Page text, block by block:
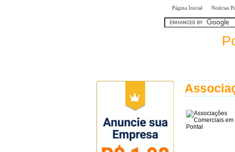
Página Inicial Notícias